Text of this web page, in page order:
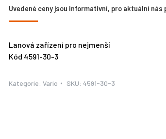
Uvedené ceny jsou informativní, pro aktuální
Lanová zařízení pro nejmenší
Kód 4591-30-3
Kategorie:Vario SKU:4591-30-3